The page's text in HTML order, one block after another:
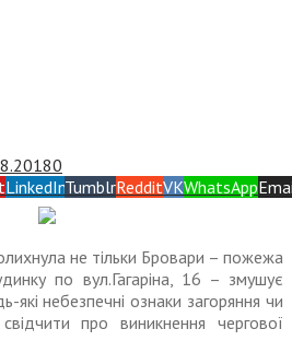
0
LinkedInTumblrRedditVKWhatsApp
не тільки Бровари – пожежа
по вул.Гагаріна, 16 – змушує
які небезпечні ознаки загоряння чи
про виникнення чергової